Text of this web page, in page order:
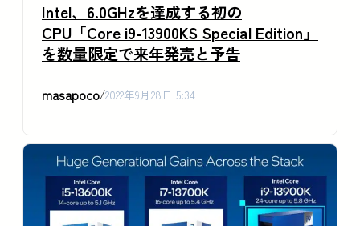
Intel、6.0GHzを達成する初の
CPU「Core i9-13900KS Special Edition」
を数量限定で来年発売と予告
masapoco/2022年9月28日 5:34